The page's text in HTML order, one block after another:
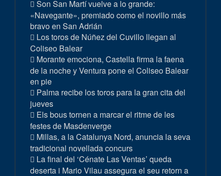
Son San Martí vuelve a lo grande:
«Navegante», premiado como el novillo más
bravo en San Adrián
Los toros de Núñez del Cuvillo llegan al
Coliseo Balear
Morante emociona, Castella firma la faena
de la noche y Ventura pone el Coliseo Balear
en pie
Palma recibe los toros para la gran cita del
jueves
Els bous tornen a marcar el ritme de les
festes de Masdenverge
Millas, a la Catalunya Nord, anuncia la seva
tradicional novellada concurs
La final del ‘Cénate Las Ventas’ queda
deserta i Mario Vilau assegura el seu retorn a